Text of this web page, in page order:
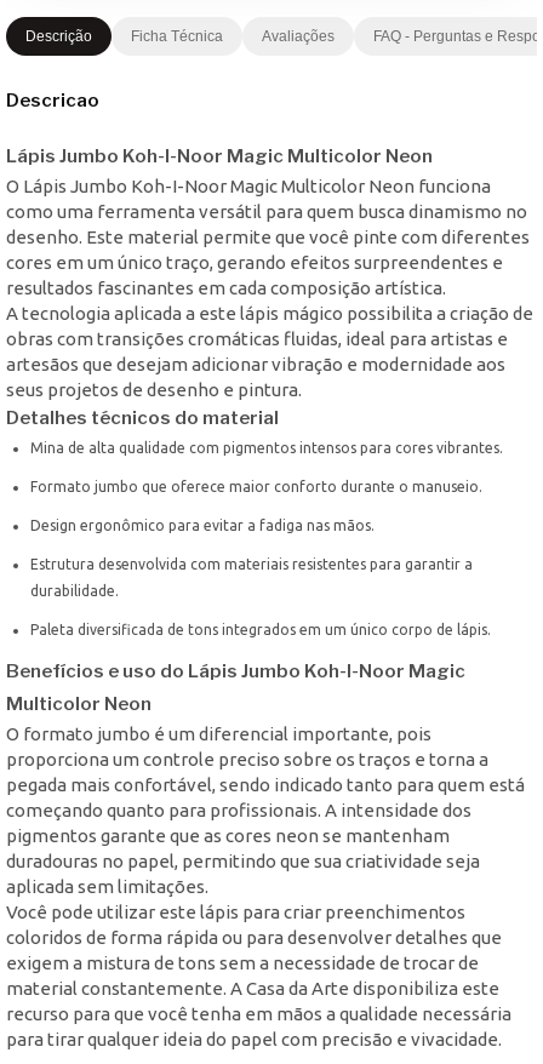
Descrição Ficha Técnica Avaliações FAQ - Perguntas e
Descricao
Lápis Jumbo Koh-I-Noor Magic Multicolor Neon
O Lápis Jumbo Koh-I-Noor Magic Multicolor Neon funciona
como uma ferramenta versátil para quem busca dinamismo no
desenho. Este material permite que você pinte com diferentes
cores em um único traço, gerando efeitos surpreendentes e
resultados fascinantes em cada composição artística.
A tecnologia aplicada a este lápis mágico possibilita a criação de
obras com transições cromáticas fluidas, ideal para artistas e
artesãos que desejam adicionar vibração e modernidade aos
seus projetos de desenho e pintura.
Detalhes técnicos do material
Mina de alta qualidade com pigmentos intensos para cores vibrantes.
Formato jumbo que oferece maior conforto durante o manuseio.
Design ergonômico para evitar a fadiga nas mãos.
Estrutura desenvolvida com materiais resistentes para garantir a
durabilidade.
Paleta diversificada de tons integrados em um único corpo de lápis.
Benefícios e uso do Lápis Jumbo Koh-I-Noor Magic
Multicolor Neon
O formato jumbo é um diferencial importante, pois
proporciona um controle preciso sobre os traços e torna a
pegada mais confortável, sendo indicado tanto para quem está
começando quanto para profissionais. A intensidade dos
pigmentos garante que as cores neon se mantenham
duradouras no papel, permitindo que sua criatividade seja
aplicada sem limitações.
Você pode utilizar este lápis para criar preenchimentos
coloridos de forma rápida ou para desenvolver detalhes que
exigem a mistura de tons sem a necessidade de trocar de
material constantemente. A Casa da Arte disponibiliza este
recurso para que você tenha em mãos a qualidade necessária
para tirar qualquer ideia do papel com precisão e vivacidade.